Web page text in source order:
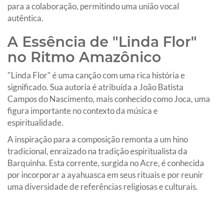
para a colaboração, permitindo uma união vocal
autêntica.
A Essência de "Linda Flor"
no Ritmo Amazônico
"Linda Flor" é uma canção com uma rica história e
significado. Sua autoria é atribuída a João Batista
Campos do Nascimento, mais conhecido como Joca, uma
figura importante no contexto da música e
espiritualidade.
A inspiração para a composição remonta a um hino
tradicional, enraizado na tradição espiritualista da
Barquinha. Esta corrente, surgida no Acre, é conhecida
por incorporar a ayahuasca em seus rituais e por reunir
uma diversidade de referências religiosas e culturais.